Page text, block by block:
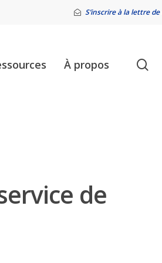
S’inscrire à la lettre de
À propos
de